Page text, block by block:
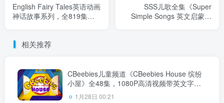
English Fairy Tales英语动画
神话故事系列，全819集，
SSS儿歌全集《Super
Simple Songs 英文启蒙儿
相关推荐
CBeebies儿童频道《CBeebies House 缤纷
小屋》全48集，1080P高清视频带英文字
幕，百度网盘下载！
1月28日 00:21